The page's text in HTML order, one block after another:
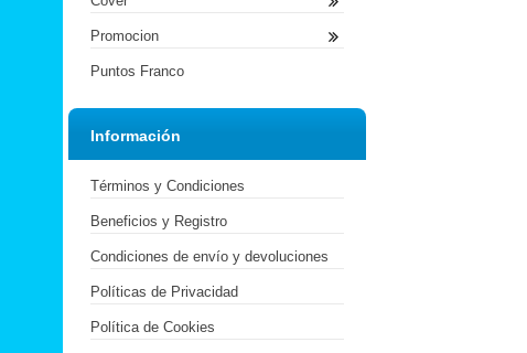
Promocion
Puntos Franco
Información
Términos y Condiciones
Beneficios y Registro
Condiciones de envío y devoluciones
Políticas de Privacidad
Política de Cookies